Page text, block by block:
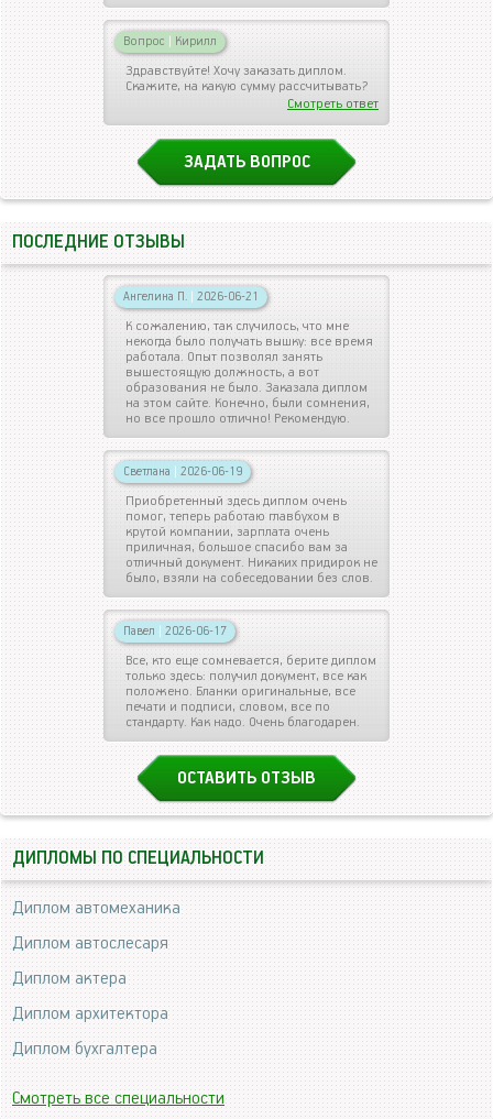
Вопрос | Кирилл
Здравствуйте! Хочу заказать диплом.
Скажите, на какую сумму рассчитывать?
Смотреть ответ
ЗАДАТЬ ВОПРОС
ПОСЛЕДНИЕ ОТЗЫВЫ
Ангелина П. | 2026-06-21
К сожалению, так случилось, что мне
некогда было получать вышку: все время
работала. Опыт позволял занять
вышестоящую должность, а вот
образования не было. Заказала диплом
на этом сайте. Конечно, были сомнения,
но все прошло отлично! Рекомендую.
Светлана | 2026-06-19
Приобретенный здесь диплом очень
помог, теперь работаю главбухом в
крутой компании, зарплата очень
приличная, большое спасибо вам за
отличный документ. Никаких придирок не
было, взяли на собеседовании без слов.
Павел | 2026-06-17
Все, кто еще сомневается, берите диплом
только здесь: получил документ, все как
положено. Бланки оригинальные, все
печати и подписи, словом, все по
стандарту. Как надо. Очень благодарен.
ОСТАВИТЬ ОТЗЫВ
ДИПЛОМЫ ПО СПЕЦИАЛЬНОСТИ
Диплом автомеханика
Диплом автослесаря
Диплом актера
Диплом архитектора
Диплом бухгалтера
Смотреть все специальности